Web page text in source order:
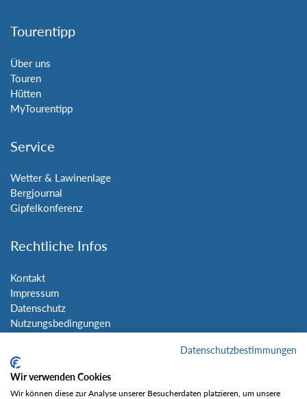
Tourentipp
Über uns
Touren
Hütten
MyTourentipp
Service
Wetter & Lawinenlage
Bergjournal
Gipfelkonferenz
Rechtliche Infos
Kontakt
Impressum
Datenschutz
Nutzungsbedingungen
Social Media
Datenschutzbestimmungen
Wir verwenden Cookies
Wir können diese zur Analyse unserer Besucherdaten platzieren, um unsere